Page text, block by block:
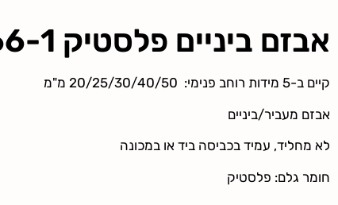
אבזם ביניים פלסטיק 6366-1
קיים ב-5 מידות רוחב פנימי: 20/25/30/40/50 מ"מ
אבזם מעביר/ביניים
לא מחליד, עמיד בכביסה ביד או במכונה
חומר גלם: פלסטיק